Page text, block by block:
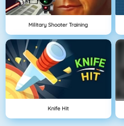
Military Shooter Training
Knife Hit